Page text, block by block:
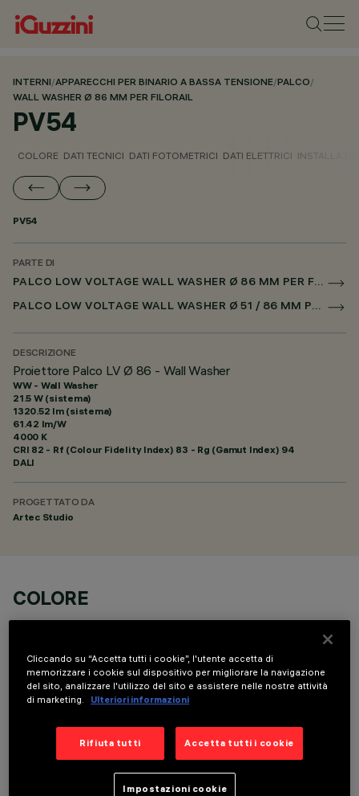
INTERNI/APPARECCHI PER BINARIO A BASSA TENSIONE/PALCO/
WALL WASHER Ø 86 MM PER FILORAIL
PV54
COLORE DATI TECNICI DATI FOTOMETRICI DATI ELETTRICI
PV54
PARTE DI
PALCO LOW VOLTAGE WALL WASHER Ø 86 MM PER FILORAIL
PALCO LOW VOLTAGE WALL WASHER Ø 51 / 86 MM PER FILORAIL DALI POWERLINE
DESCRIZIONE
Proiettore Palco LV Ø 86 - Wall Washer
WW - Wall Washer
21.5 W (sistema)
1320.52 lm (sistema)
61.42 lm/W
4000 K
CRI 82 - Rf (Colour Fidelity Index) 83 - Rg (Gamut Index) 94
DALI
PROGETTATO DA
Artec Studio
COLORE
ULTIMO AGGIORNAMENTO: 07/08/2026
Cliccando su “Accetta tutti i cookie”, l'utente accetta di
memorizzare i cookie sul dispositivo per migliorare la navigazione
del sito, analizzare l'utilizzo del sito e assistere nelle nostre attività
di marketing.
Ulteriori informazioni
Rifiuta tutti Accetta tutti i cookie
Impostazioni cookie